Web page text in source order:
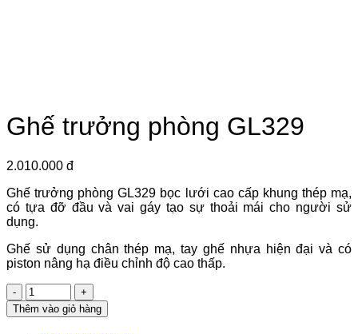
Ghế trưởng phòng GL329
2.010.000 đ
Ghế trưởng phòng GL329 bọc lưới cao cấp khung thép mạ,
có tựa đỡ đầu và vai gáy tạo sự thoải mái cho người sử
dụng.
Ghế sử dụng chân thép mạ, tay ghế nhựa hiện đại và có
piston nâng hạ điều chỉnh độ cao thấp.
Số
lượng
Thêm vào giỏ hàng